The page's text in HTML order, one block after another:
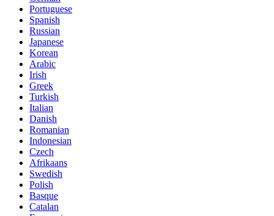
Portuguese
Spanish
Russian
Japanese
Korean
Arabic
Irish
Greek
Turkish
Italian
Danish
Romanian
Indonesian
Czech
Afrikaans
Swedish
Polish
Basque
Catalan